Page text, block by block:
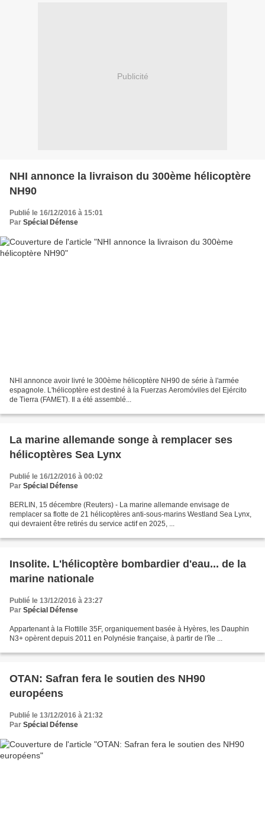
Publicité
NHI annonce la livraison du 300ème hélicoptère
NH90
Publié le 16/12/2016 à 15:01
Par Spécial Défense
NHI annonce avoir livré le 300ème hélicoptère NH90 de série à l'armée
espagnole. L'hélicoptère est destiné à la Fuerzas Aeromóviles del Ejército
de Tierra (FAMET). Il a été assemblé...
La marine allemande songe à remplacer ses
hélicoptères Sea Lynx
Publié le 16/12/2016 à 00:02
Par Spécial Défense
BERLIN, 15 décembre (Reuters) - La marine allemande envisage de
remplacer sa flotte de 21 hélicoptères anti-sous-marins Westland Sea Lynx,
qui devraient être retirés du service actif en 2025, ...
Insolite. L'hélicoptère bombardier d'eau... de la
marine nationale
Publié le 13/12/2016 à 23:27
Par Spécial Défense
Appartenant à la Flottille 35F, organiquement basée à Hyères, les Dauphin
N3+ opèrent depuis 2011 en Polynésie française, à partir de l'île ...
OTAN: Safran fera le soutien des NH90
européens
Publié le 13/12/2016 à 21:32
Par Spécial Défense